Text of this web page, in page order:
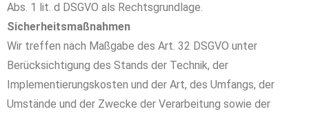
Abs. 1 lit. d DSGVO als Rechtsgrundlage.
Sicherheitsmaßnahmen
Wir treffen nach Maßgabe des Art. 32 DSGVO unter
Berücksichtigung des Stands der Technik, der
Implementierungskosten und der Art, des Umfangs, der
Umstände und der Zwecke der Verarbeitung sowie der